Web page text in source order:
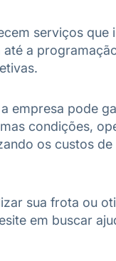
serviços que
a
empresa pode
condições,
os custos de
sua frota ou
em buscar